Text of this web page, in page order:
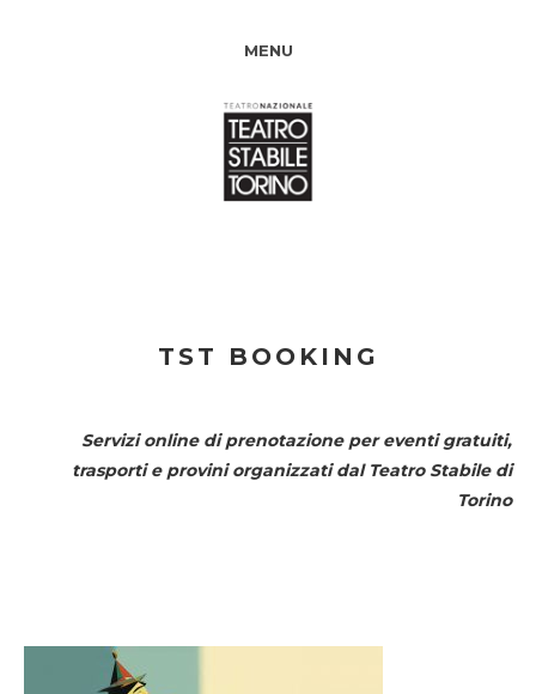
MENU
TST BOOKING
Servizi online di prenotazione per eventi gratuiti,
trasporti e provini organizzati dal Teatro Stabile di
Torino